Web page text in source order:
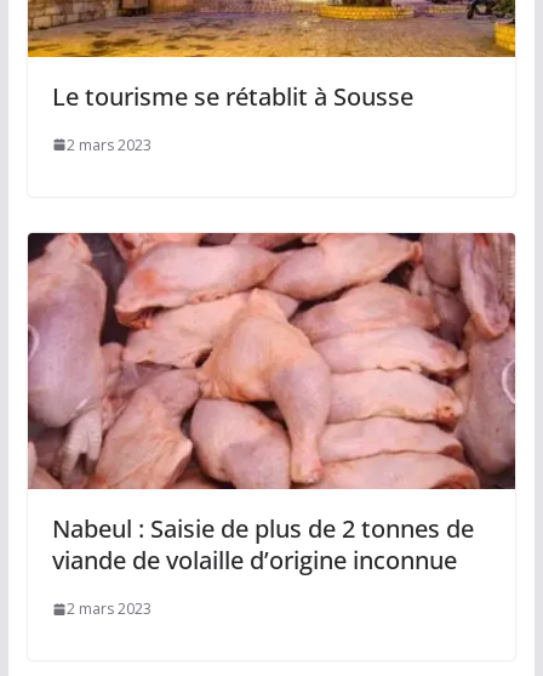
Le tourisme se rétablit à Sousse
2 mars 2023
Nabeul : Saisie de plus de 2 tonnes de
viande de volaille d’origine inconnue
2 mars 2023